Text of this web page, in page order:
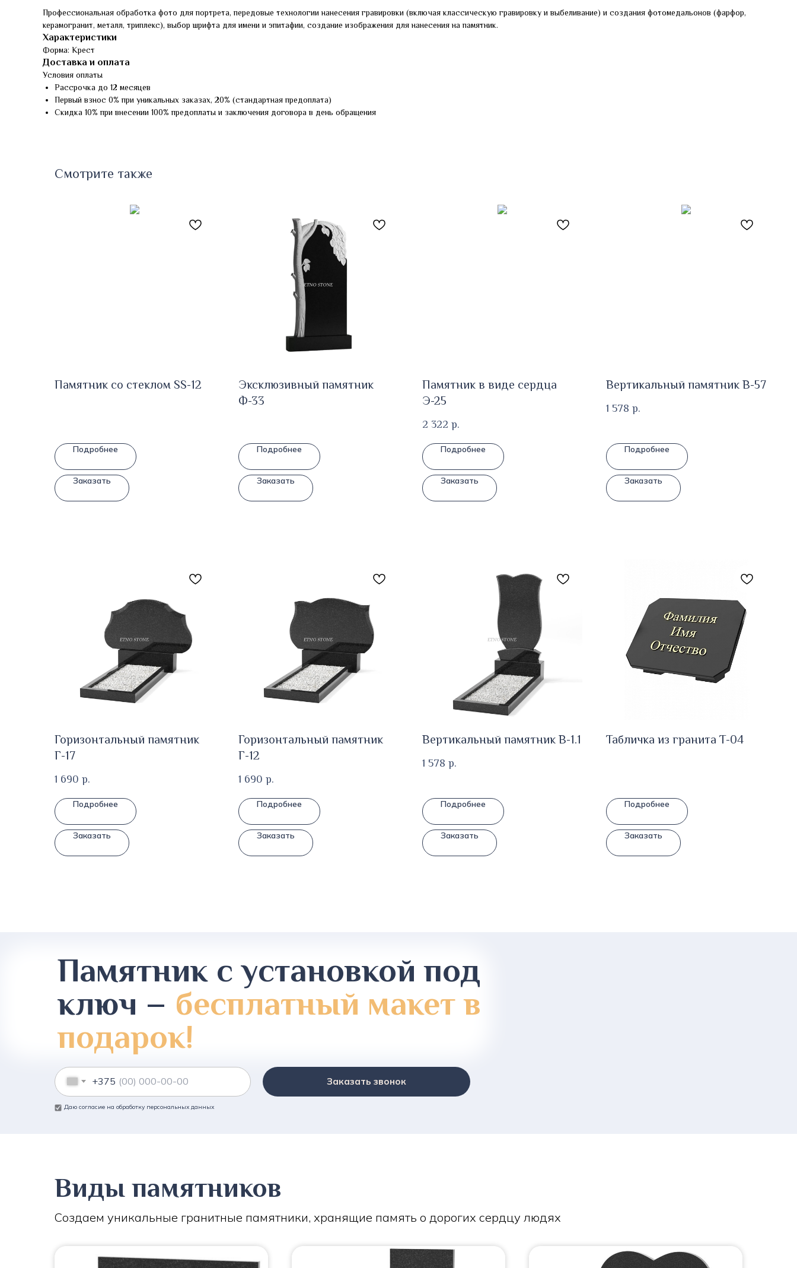
Профессиональная обработка фото для портрета, передовые технологии нанесения гравировки (включая классическую гравировку и выбеливание) и создания фотомедальонов (фарфор,
керамогранит, металл, триплекс), выбор шрифта для имени и эпитафии, создание изображения для нанесения на памятник.
Характеристики
Форма: Крест
Доставка и оплата
Условия оплаты
Рассрочка до 12 месяцев
Первый взнос 0% при уникальных заказах, 20% (стандартная предоплата)
Скидка 10% при внесении 100% предоплаты и заключения договора в день обращения
Смотрите также
Памятник со стеклом SS-12
Подробнее
Заказать
Эксклюзивный памятник
Ф-33
Подробнее
Заказать
Памятник в виде сердца
Э-25
2 322 р.
Подробнее
Заказать
Вертикальный памятник В-57
1 578 р.
Подробнее
Заказать
Горизонтальный памятник
Г-17
1 690 р.
Подробнее
Заказать
Горизонтальный памятник
Г-12
1 690 р.
Подробнее
Заказать
Вертикальный памятник В-1.1
1 578 р.
Подробнее
Заказать
Табличка из гранита T-04
Подробнее
Заказать
Памятник с установкой под
ключ – бесплатный макет в
подарок!
+375 Заказать звонок
Даю согласие на обработку персональных данных
Виды памятников
Создаем уникальные гранитные памятники, хранящие память о дорогих сердцу людях